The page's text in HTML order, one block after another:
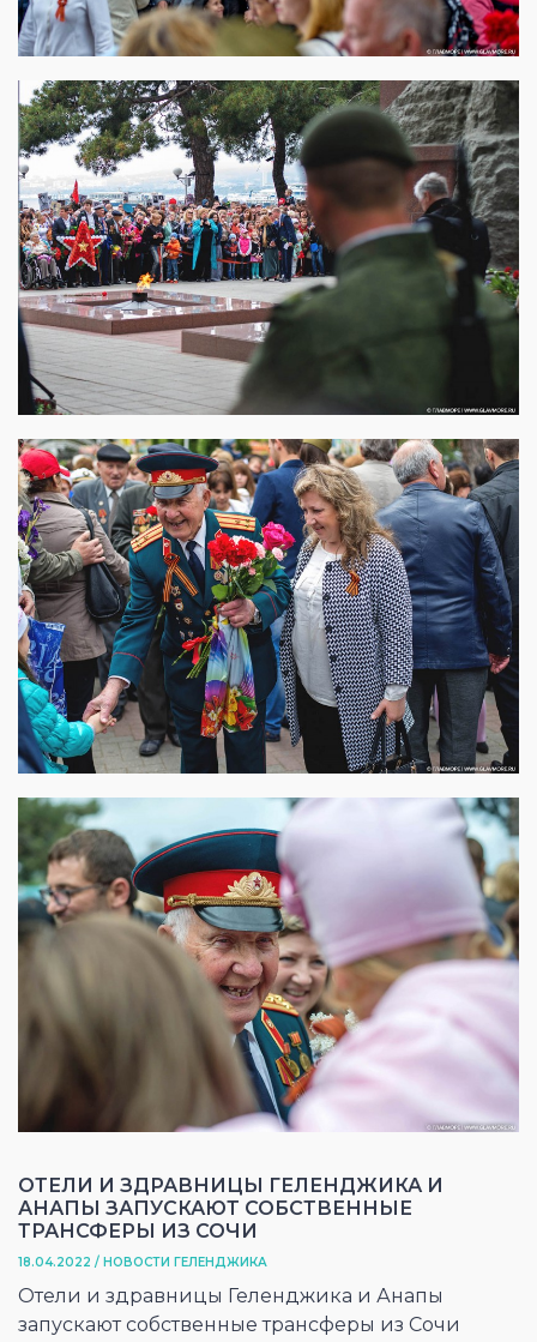
ОТЕЛИ И ЗДРАВНИЦЫ ГЕЛЕНДЖИКА И
АНАПЫ ЗАПУСКАЮТ СОБСТВЕННЫЕ
ТРАНСФЕРЫ ИЗ СОЧИ
18.04.2022 / НОВОСТИ ГЕЛЕНДЖИКА
Отели и здравницы Геленджика и Анапы
запускают собственные трансферы из Сочи